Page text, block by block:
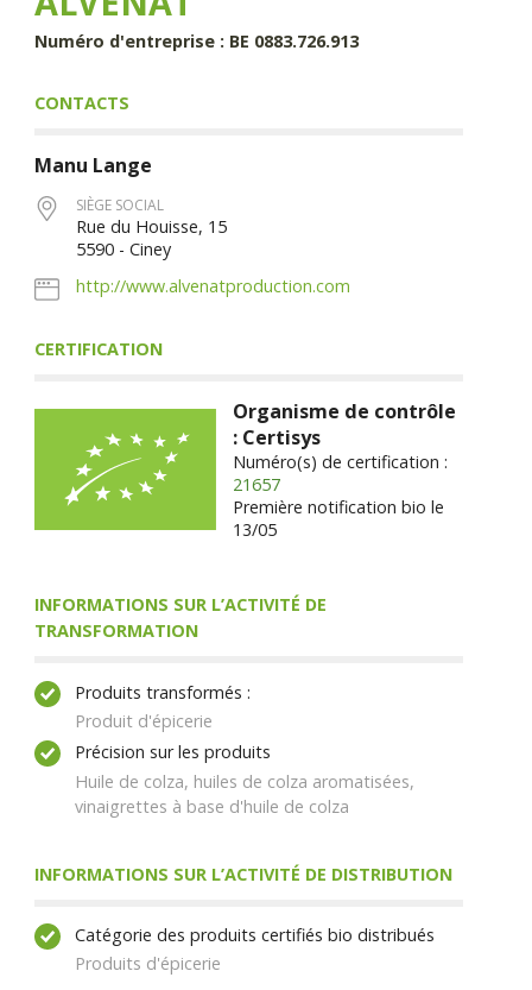
Numéro d'entreprise : BE 0883.726.913
CONTACTS
Manu Lange
SIÈGE SOCIAL
Rue du Houisse, 15
5590 - Ciney
http://www.alvenatproduction.com
CERTIFICATION
Organisme de contrôle
: Certisys
Numéro(s) de certification :
21657
Première notification bio le
13/05
INFORMATIONS SUR L’ACTIVITÉ DE
TRANSFORMATION
Produits transformés :
Produit d'épicerie
Précision sur les produits
Huile de colza, huiles de colza aromatisées,
vinaigrettes à base d'huile de colza
INFORMATIONS SUR L’ACTIVITÉ DE DISTRIBUTION
Catégorie des produits certifiés bio distribués
Produits d'épicerie